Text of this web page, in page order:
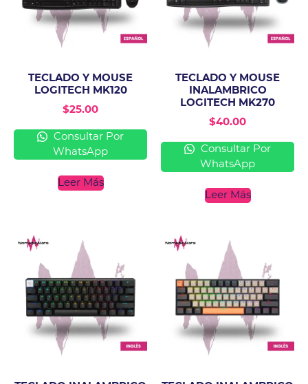
TECLADO Y MOUSE
LOGITECH MK120
$25.00
Consultar Por
WhatsApp
Leer Más
TECLADO Y MOUSE
INALAMBRICO
LOGITECH MK270
$40.00
Consultar Por
WhatsApp
Leer Más